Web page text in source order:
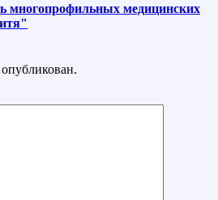
многопрофильных медицинских